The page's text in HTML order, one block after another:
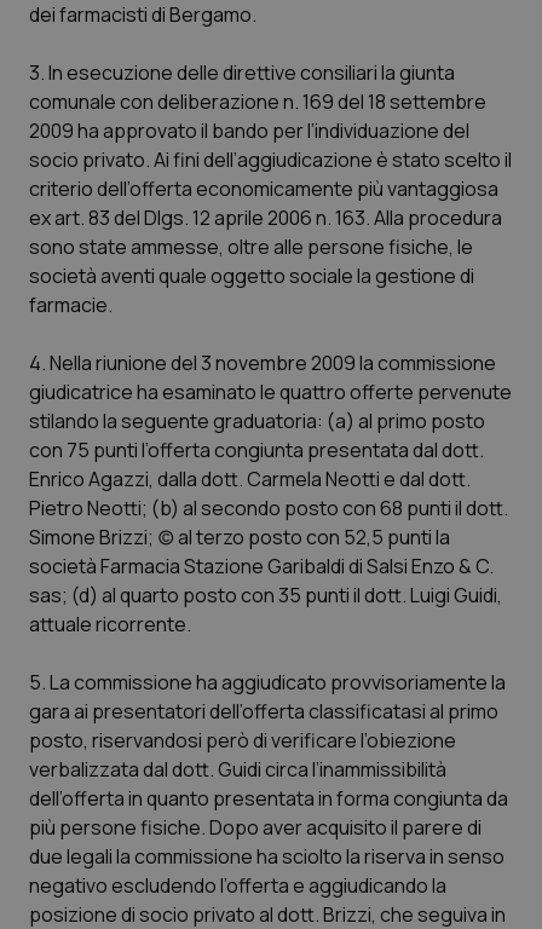
Quotidiano Pediatria
Rene & patologie urogenitali
Salute orale & impianti
Sangue & coagulazione
Tiroide
Tumore al seno
Tumore ovarico
Tumori del Polmone & Testa Collo
Tumori gastrointestinali
Ulcera & Reflusso
dei farmacisti di Bergamo.
3. In esecuzione delle direttive consiliari la giunta
comunale con deliberazione n. 169 del 18 settembre
2009 ha approvato il bando per l’individuazione del
socio privato. Ai fini dell’aggiudicazione è stato scelto il
criterio dell’offerta economicamente più vantaggiosa
ex art. 83 del Dlgs. 12 aprile 2006 n. 163. Alla procedura
sono state ammesse, oltre alle persone fisiche, le
società aventi quale oggetto sociale la gestione di
farmacie.
4. Nella riunione del 3 novembre 2009 la commissione
giudicatrice ha esaminato le quattro offerte pervenute
stilando la seguente graduatoria: (a) al primo posto
con 75 punti l’offerta congiunta presentata dal dott.
Enrico Agazzi, dalla dott. Carmela Neotti e dal dott.
Pietro Neotti; (b) al secondo posto con 68 punti il dott.
Simone Brizzi; (c) al terzo posto con 52,5 punti la
società Farmacia Stazione Garibaldi di Salsi Enzo & C.
sas; (d) al quarto posto con 35 punti il dott. Luigi Guidi,
attuale ricorrente.
5. La commissione ha aggiudicato provvisoriamente la
gara ai presentatori dell’offerta classificatasi al primo
posto, riservandosi però di verificare l’obiezione
verbalizzata dal dott. Guidi circa l’inammissibilità
dell’offerta in quanto presentata in forma congiunta da
più persone fisiche. Dopo aver acquisito il parere di
due legali la commissione ha sciolto la riserva in senso
negativo escludendo l’offerta e aggiudicando la
posizione di socio privato al dott. Brizzi, che seguiva in